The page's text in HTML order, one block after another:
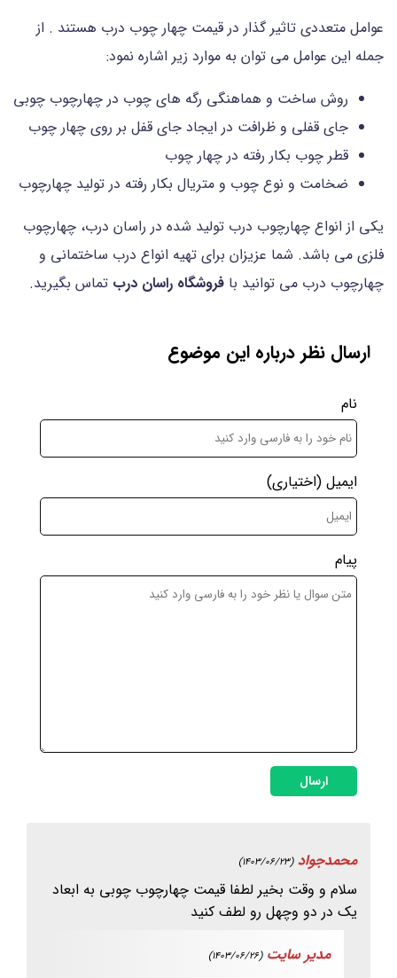
عوامل متعددی تاثیر گذار در قیمت چهار چوب درب هستند . از
جمله این عوامل می توان به موارد زیر اشاره نمود:
روش ساخت و هماهنگی رگه های چوب در چهارچوب چوبی
جای قفلی و ظرافت در ایجاد جای قفل بر روی چهار چوب
قطر چوب بکار رفته در چهار چوب
ضخامت و نوع چوب و متریال بکار رفته در تولید چهارچوب
یکی از انواع چهارچوب درب تولید شده در راسان درب، چهارچوب
فلزی می باشد. شما عزیزان برای تهیه انواع درب ساختمانی و
چهارچوب درب می توانید با فروشگاه راسان درب تماس بگیرید.
ارسال نظر درباره این موضوع
نام
ایمیل (اختیاری)
پیام
ارسال
محمدجواد (1403/06/23)
سلام و وقت بخیر لطفا قیمت چهارچوب چوبی به ابعاد
یک در دو وچهل رو لطف کنید
مدیر سایت (1403/06/26)